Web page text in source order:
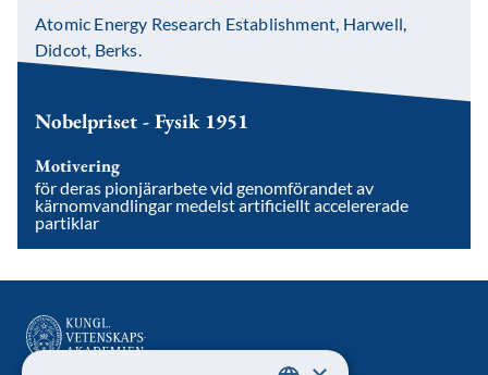
Atomic Energy Research Establishment, Harwell,
Didcot, Berks.
Nobelpriset - Fysik 1951
Motivering
för deras pionjärarbete vid genomförandet av
kärnomvandlingar medelst artificiellt accelererade
partiklar